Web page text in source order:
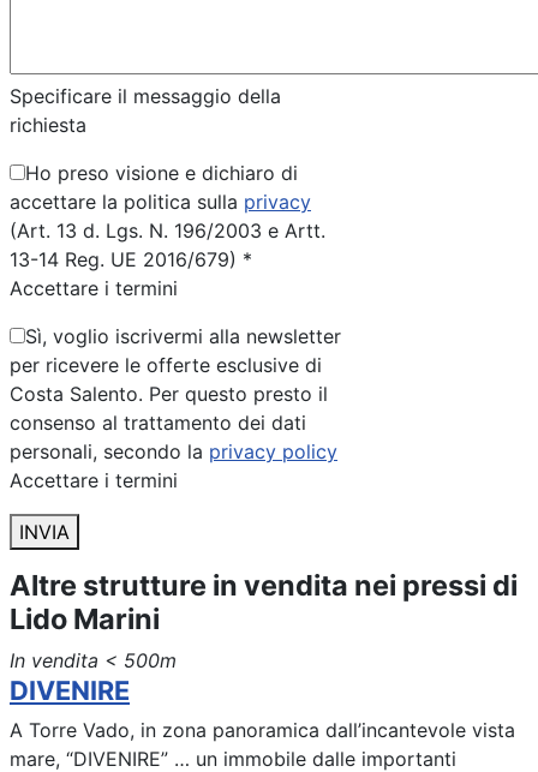
Specificare il messaggio della
richiesta
Ho preso visione e dichiaro di
accettare la politica sulla privacy
(Art. 13 d. Lgs. N. 196/2003 e Artt.
13-14 Reg. UE 2016/679) *
Accettare i termini
Sì, voglio iscrivermi alla newsletter
per ricevere le offerte esclusive di
Costa Salento. Per questo presto il
consenso al trattamento dei dati
personali, secondo la privacy policy
Accettare i termini
INVIA
Altre strutture in vendita nei pressi di
Lido Marini
In vendita < 500m
DIVENIRE
A Torre Vado, in zona panoramica dall’incantevole vista
mare, “DIVENIRE” … un immobile dalle importanti